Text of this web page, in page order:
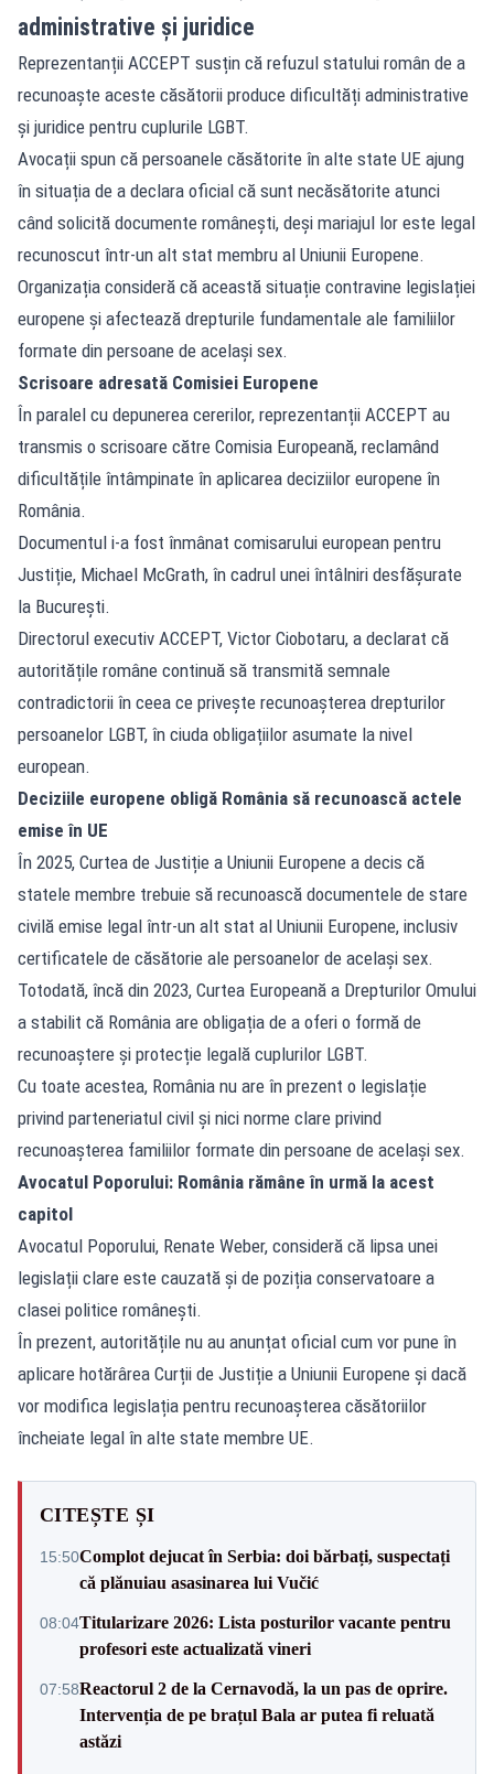
administrative și juridice
Reprezentanții ACCEPT susțin că refuzul statului român de a
recunoaște aceste căsătorii produce dificultăți administrative
și juridice pentru cuplurile LGBT.
Avocații spun că persoanele căsătorite în alte state UE ajung
în situația de a declara oficial că sunt necăsătorite atunci
când solicită documente românești, deși mariajul lor este legal
recunoscut într-un alt stat membru al Uniunii Europene.
Organizația consideră că această situație contravine legislației
europene și afectează drepturile fundamentale ale familiilor
formate din persoane de același sex.
Scrisoare adresată Comisiei Europene
În paralel cu depunerea cererilor, reprezentanții ACCEPT au
transmis o scrisoare către Comisia Europeană, reclamând
dificultățile întâmpinate în aplicarea deciziilor europene în
România.
Documentul i-a fost înmânat comisarului european pentru
Justiție, Michael McGrath, în cadrul unei întâlniri desfășurate
la București.
Directorul executiv ACCEPT, Victor Ciobotaru, a declarat că
autoritățile române continuă să transmită semnale
contradictorii în ceea ce privește recunoașterea drepturilor
persoanelor LGBT, în ciuda obligațiilor asumate la nivel
european.
Deciziile europene obligă România să recunoască actele
emise în UE
În 2025, Curtea de Justiție a Uniunii Europene a decis că
statele membre trebuie să recunoască documentele de stare
civilă emise legal într-un alt stat al Uniunii Europene, inclusiv
certificatele de căsătorie ale persoanelor de același sex.
Totodată, încă din 2023, Curtea Europeană a Drepturilor Omului
a stabilit că România are obligația de a oferi o formă de
recunoaștere și protecție legală cuplurilor LGBT.
Cu toate acestea, România nu are în prezent o legislație
privind parteneriatul civil și nici norme clare privind
recunoașterea familiilor formate din persoane de același sex.
Avocatul Poporului: România rămâne în urmă la acest
capitol
Avocatul Poporului, Renate Weber, consideră că lipsa unei
legislații clare este cauzată și de poziția conservatoare a
clasei politice românești.
În prezent, autoritățile nu au anunțat oficial cum vor pune în
aplicare hotărârea Curții de Justiție a Uniunii Europene și dacă
vor modifica legislația pentru recunoașterea căsătoriilor
încheiate legal în alte state membre UE.
CITEȘTE ȘI
15:50Complot dejucat în Serbia: doi bărbați, suspectați
că plănuiau asasinarea lui Vučić
08:04Titularizare 2026: Lista posturilor vacante pentru
profesori este actualizată vineri
07:58Reactorul 2 de la Cernavodă, la un pas de oprire.
Intervenția de pe brațul Bala ar putea fi reluată
astăzi